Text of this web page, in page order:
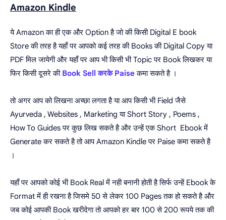
Amazon Kindle
ये Amazon का ही एक और Option है जो की किसी Digital E book
Store की तरह है यहाँ पर आपको कई तरह की Books की Digital Copy या
PDF मिल जायेगी और यहाँ पर आप भी किसी भी Topic पर Book लिखकर या
फिर किसी दूसरे की Book Sell करके Paiseकमा सकते है ।
तो अगर आप को लिखना अच्छा लगता है या आप किसी भी Field जैसे
Ayurveda , Websites , Marketing या Short Story , Poems ,
How To Guides पर कुछ लिख सकते है और उन्हें एक Short Ebook में
Generate कर सकते है तो आप Amazon Kindle पर Paise कमा सकते है
।
यहाँ पर आपको कोई भी Book Real में नही बनानी होती है सिर्फ उन्हें Ebook के
Format में ही रखना है जिसमे 50 से लेकर 100 Pages तक हो सकते है और
जब कोई आपकी Book खरीदेगा तो आपको हर बार 100 से 200 रूपये तक की